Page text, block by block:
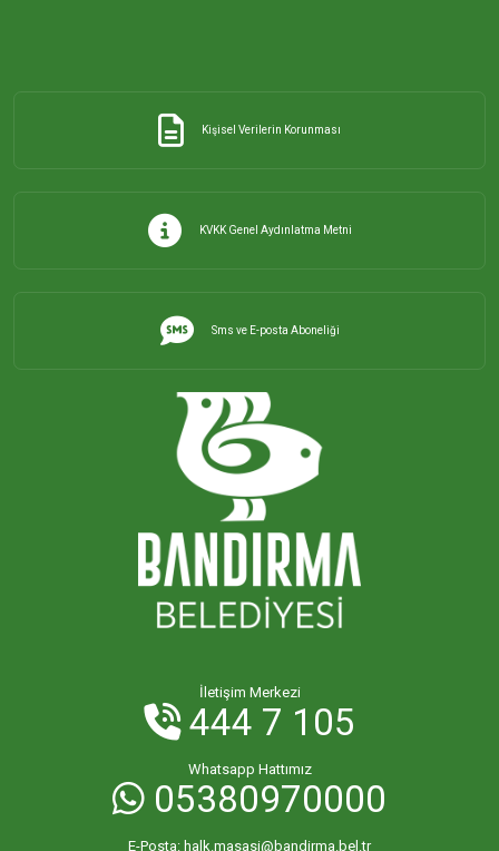
Kişisel Verilerin Korunması
KVKK Genel Aydınlatma Metni
Sms ve E-posta Aboneliği
İletişim Merkezi
444 7 105
Whatsapp Hattımız
05380970000
E-Posta: halk.masasi@bandirma.bel.tr